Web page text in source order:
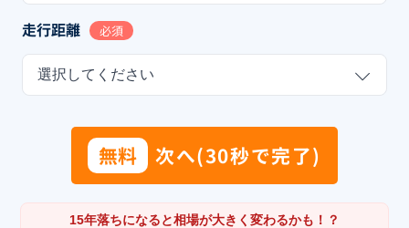
走行距離 必須
選択してください
無料 次へ(30秒で完了)
15年落ちになると相場が大きく変わるかも！？